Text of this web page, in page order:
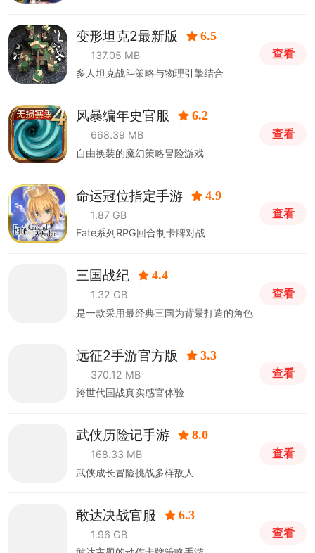
变形坦克2最新版 6.5
137.05 MB
多人坦克战斗策略与物理引擎结合
查看
风暴编年史官服 6.2
668.39 MB
自由换装的魔幻策略冒险游戏
查看
命运冠位指定手游 4.9
1.87 GB
Fate系列RPG回合制卡牌对战
查看
三国战纪 4.4
1.32 GB
是一款采用最经典三国为背景打造的角色
查看
远征2手游官方版 3.3
370.12 MB
跨世代国战真实感官体验
查看
武侠历险记手游 8.0
168.33 MB
武侠成长冒险挑战多样敌人
查看
敢达决战官服 6.3
1.96 GB
查看